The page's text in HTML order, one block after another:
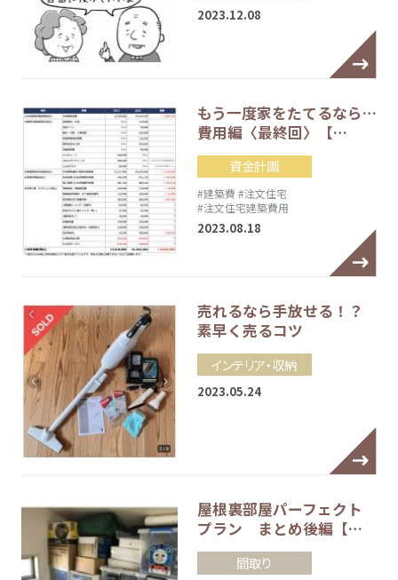
2023.12.08
もう一度家をたてるなら…
費用編〈最終回〉【…
資金計画
#建築費 #注文住宅
#注文住宅建築費用
2023.08.18
売れるなら手放せる！？
素早く売るコツ
インテリア・収納
2023.05.24
屋根裏部屋パーフェクト
プラン まとめ後編【…
間取り